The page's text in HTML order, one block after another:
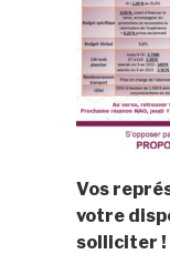
Vos
votre
solliciter !